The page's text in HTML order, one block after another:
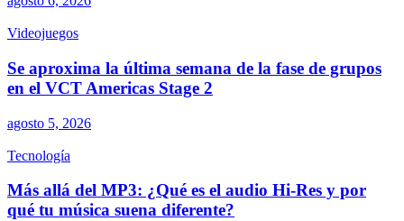
Videojuegos
Se aproxima la última semana de la fase de grupos
en el VCT Americas Stage 2
agosto 5, 2026
Tecnología
Más allá del MP3: ¿Qué es el audio Hi-Res y por
qué tu música suena diferente?